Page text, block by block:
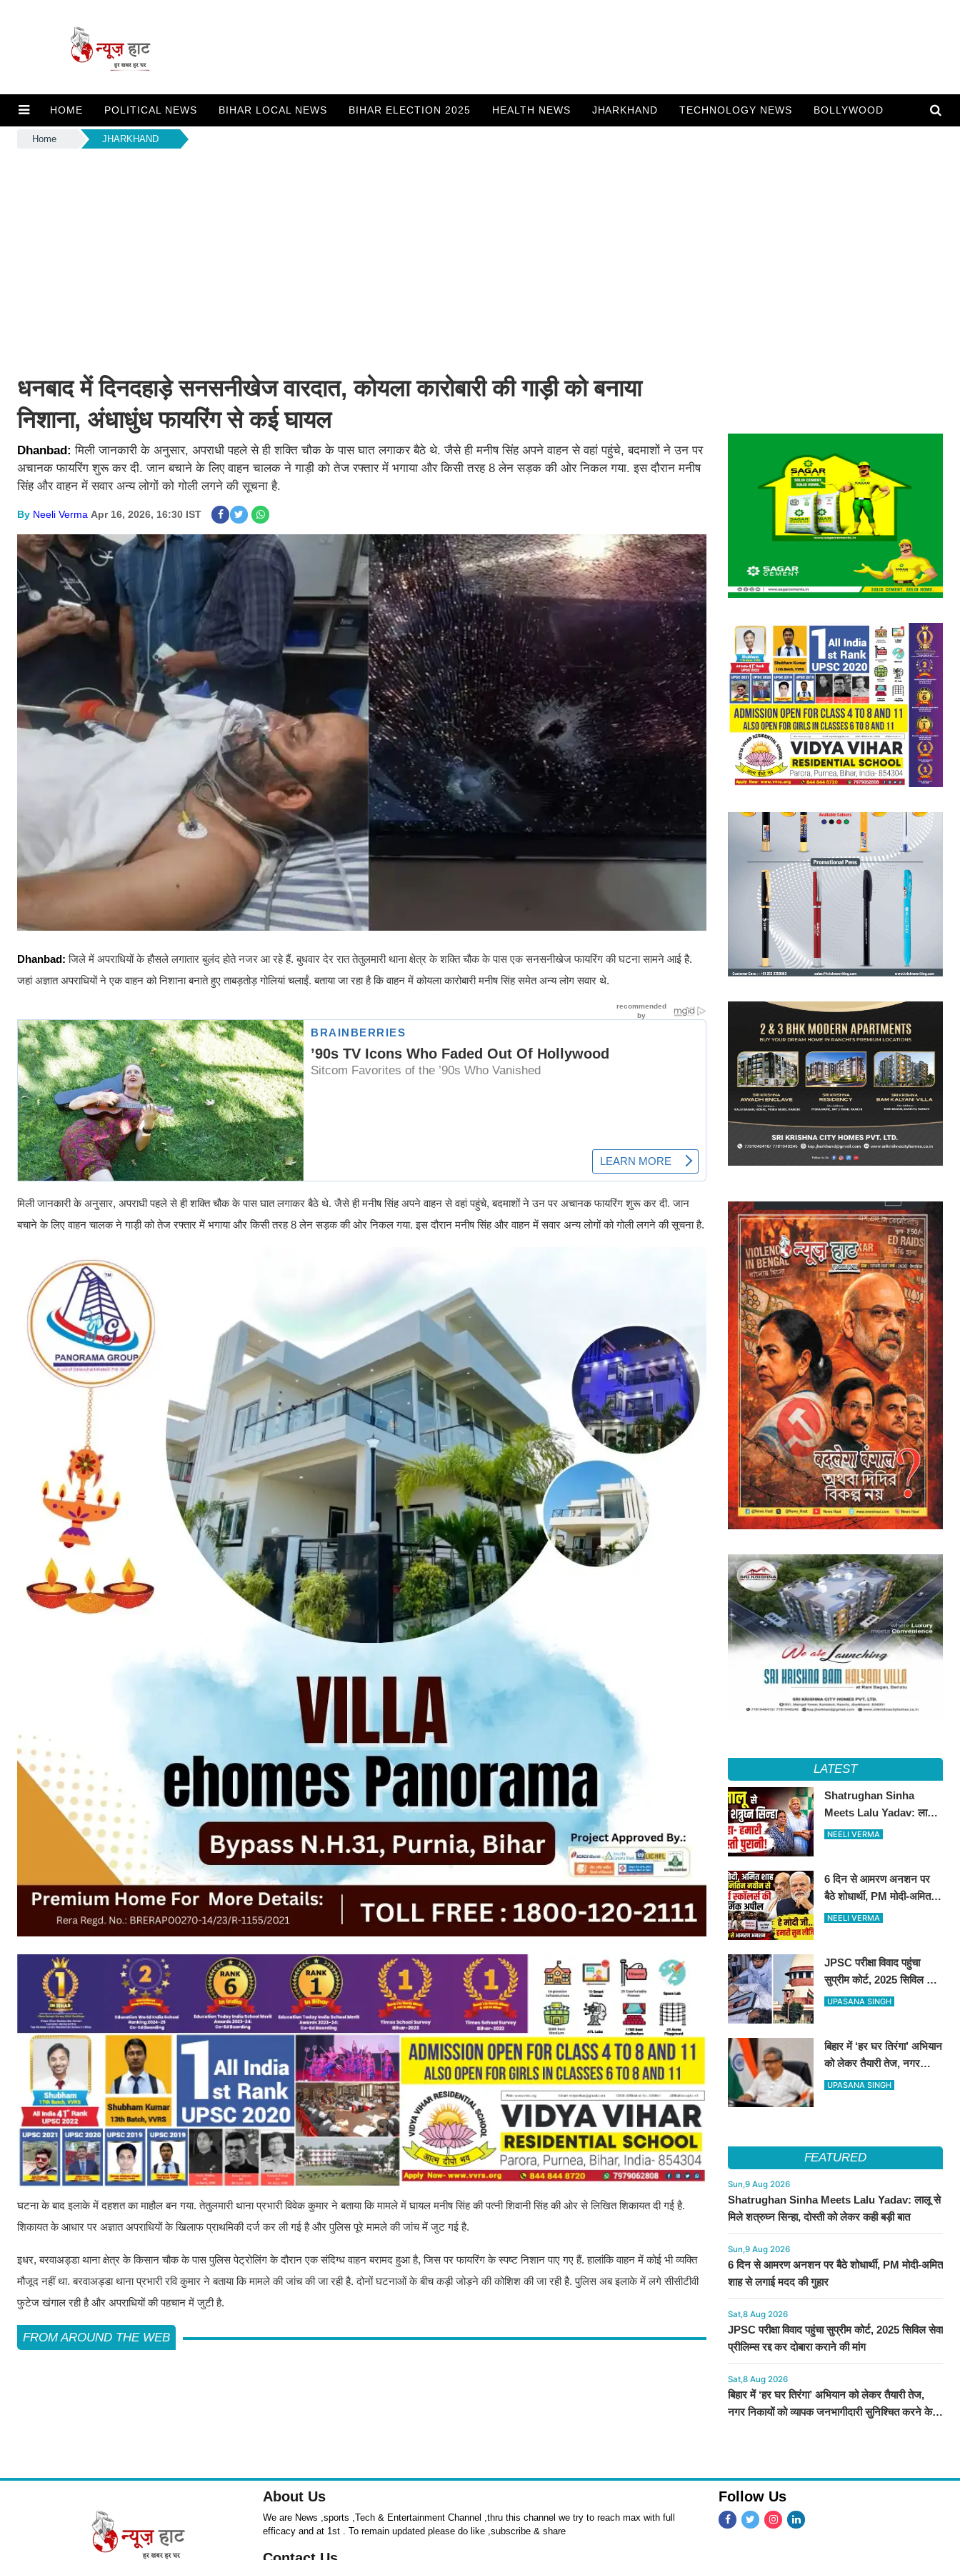
HOME POLITICAL NEWS BIHAR LOCAL NEWS BIHAR ELECTION 2025 HEALTH NEWS JHARKHAND TECHNOLOGY NEWS BOLLYWOOD
Home JHARKHAND
धनबाद में दिनदहाड़े सनसनीखेज वारदात, कोयला कारोबारी की गाड़ी को बनाया
निशाना, अंधाधुंध फायरिंग से कई घायल
Dhanbad:मिली जानकारी के अनुसार, अपराधी पहले से ही शक्ति चौक के पास घात लगाकर बैठे थे. जैसे ही मनीष सिंह अपने वाहन से वहां पहुंचे, बदमाशों ने उन पर
अचानक फायरिंग शुरू कर दी. जान बचाने के लिए वाहन चालक ने गाड़ी को तेज रफ्तार में भगाया और किसी तरह 8 लेन सड़क की ओर निकल गया. इस दौरान मनीष
सिंह और वाहन में सवार अन्य लोगों को गोली लगने की सूचना है.
By Neeli Verma Apr 16, 2026, 16:30 IST
Dhanbad: जिले में अपराधियों के हौसले लगातार बुलंद होते नजर आ रहे हैं. बुधवार देर रात तेतुलमारी थाना क्षेत्र के शक्ति चौक के पास एक सनसनीखेज फायरिंग की घटना सामने आई है.
जहां अज्ञात अपराधियों ने एक वाहन को निशाना बनाते हुए ताबड़तोड़ गोलियां चलाईं. बताया जा रहा है कि वाहन में कोयला कारोबारी मनीष सिंह समेत अन्य लोग सवार थे.
मिली जानकारी के अनुसार, अपराधी पहले से ही शक्ति चौक के पास घात लगाकर बैठे थे. जैसे ही मनीष सिंह अपने वाहन से वहां पहुंचे, बदमाशों ने उन पर अचानक फायरिंग शुरू कर दी. जान
बचाने के लिए वाहन चालक ने गाड़ी को तेज रफ्तार में भगाया और किसी तरह 8 लेन सड़क की ओर निकल गया. इस दौरान मनीष सिंह और वाहन में सवार अन्य लोगों को गोली लगने की सूचना है.
घटना के बाद इलाके में दहशत का माहौल बन गया. तेतुलमारी थाना प्रभारी विवेक कुमार ने बताया कि मामले में घायल मनीष सिंह की पत्नी शिवानी सिंह की ओर से लिखित शिकायत दी गई है.
शिकायत के आधार पर अज्ञात अपराधियों के खिलाफ प्राथमिकी दर्ज कर ली गई है और पुलिस पूरे मामले की जांच में जुट गई है.
इधर, बरवाअड्डा थाना क्षेत्र के किसान चौक के पास पुलिस पेट्रोलिंग के दौरान एक संदिग्ध वाहन बरामद हुआ है, जिस पर फायरिंग के स्पष्ट निशान पाए गए हैं. हालांकि वाहन में कोई भी व्यक्ति
मौजूद नहीं था. बरवाअड्डा थाना प्रभारी रवि कुमार ने बताया कि मामले की जांच की जा रही है. दोनों घटनाओं के बीच कड़ी जोड़ने की कोशिश की जा रही है. पुलिस अब इलाके में लगे सीसीटीवी
फुटेज खंगाल रही है और अपराधियों की पहचान में जुटी है.
FROM AROUND THE WEB
LATEST
Shatrughan Sinha
Meets Lalu Yadav: लालू
से मिले शत्रुघ्न सिन्हा, दोस्ती
NEELI VERMA
6 दिन से आमरण अनशन पर
बैठे शोधार्थी, PM मोदी-अमित
शाह से लगाई मदद की गुहार​​​​​​​
NEELI VERMA
JPSC परीक्षा विवाद पहुंचा
सुप्रीम कोर्ट, 2025 सिविल सेवा
प्रीलिम्स रद्द कर दोबारा कराने
UPASANA SINGH
बिहार में ‘हर घर तिरंगा’ अभियान
को लेकर तैयारी तेज, नगर
निकायों को व्यापक जनभागीदारी
UPASANA SINGH
FEATURED
Sun,9 Aug 2026
Shatrughan Sinha Meets Lalu Yadav: लालू से
मिले शत्रुघ्न सिन्हा, दोस्ती को लेकर कही बड़ी बात
Sun,9 Aug 2026
6 दिन से आमरण अनशन पर बैठे शोधार्थी, PM मोदी-अमित
शाह से लगाई मदद की गुहार​​​​​​​
Sat,8 Aug 2026
JPSC परीक्षा विवाद पहुंचा सुप्रीम कोर्ट, 2025 सिविल सेवा
प्रीलिम्स रद्द कर दोबारा कराने की मांग
Sat,8 Aug 2026
बिहार में ‘हर घर तिरंगा’ अभियान को लेकर तैयारी तेज,
नगर निकायों को व्यापक जनभागीदारी सुनिश्चित करने के
About Us
We are News ,sports ,Tech & Entertainment Channel ,thru this channel we try to reach max with full
efficacy and at 1st . To remain updated please do like ,subscribe & share
Follow Us